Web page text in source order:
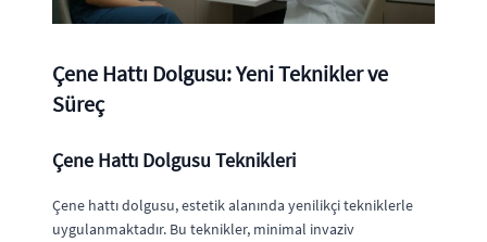
Çene Hattı Dolgusu: Yeni Teknikler ve
Süreç
Çene Hattı Dolgusu Teknikleri
Çene hattı dolgusu, estetik alanında yenilikçi tekniklerle
uygulanmaktadır. Bu teknikler, minimal invaziv